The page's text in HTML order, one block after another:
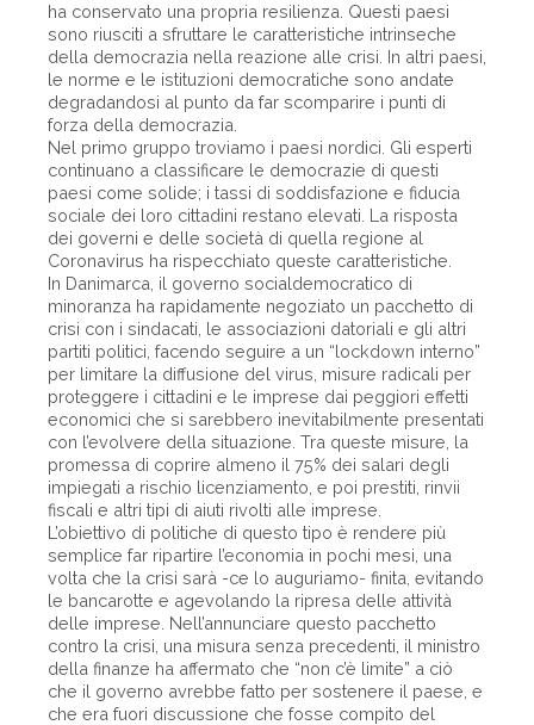
ha conservato una propria resilienza. Questi paesi
sono riusciti a sfruttare le caratteristiche intrinseche
della democrazia nella reazione alle crisi. In altri paesi,
le norme e le istituzioni democratiche sono andate
degradandosi al punto da far scomparire i punti di
forza della democrazia.
Nel primo gruppo troviamo i paesi nordici. Gli esperti
continuano a classificare le democrazie di questi
paesi come solide; i tassi di soddisfazione e fiducia
sociale dei loro cittadini restano elevati. La risposta
dei governi e delle società di quella regione al
Coronavirus ha rispecchiato queste caratteristiche.
In Danimarca, il governo socialdemocratico di
minoranza ha rapidamente negoziato un pacchetto di
crisi con i sindacati, le associazioni datoriali e gli altri
partiti politici, facendo seguire a un “lockdown interno”
per limitare la diffusione del virus, misure radicali per
proteggere i cittadini e le imprese dai peggiori effetti
economici che si sarebbero inevitabilmente presentati
con l’evolvere della situazione. Tra queste misure, la
promessa di coprire almeno il 75% dei salari degli
impiegati a rischio licenziamento, e poi prestiti, rinvii
fiscali e altri tipi di aiuti rivolti alle imprese.
L’obiettivo di politiche di questo tipo è rendere più
semplice far ripartire l’economia in pochi mesi, una
volta che la crisi sarà -ce lo auguriamo- finita, evitando
le bancarotte e agevolando la ripresa delle attività
delle imprese. Nell’annunciare questo pacchetto
contro la crisi, una misura senza precedenti, il ministro
della finanze ha affermato che “non c’è limite” a ciò
che il governo avrebbe fatto per sostenere il paese, e
che era fuori discussione che fosse compito del